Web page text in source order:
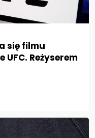
się filmu
Reżyserem